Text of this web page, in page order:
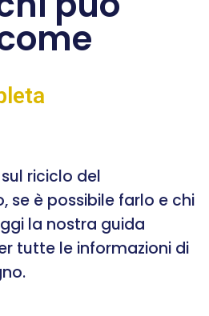
riciclo del
se è possibile farlo e chi
la nostra guida
tutte le informazioni di